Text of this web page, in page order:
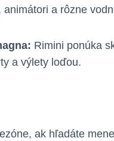
animátori a rôzne
Rimini ponúka
a výlety loďou.
ak hľadáte